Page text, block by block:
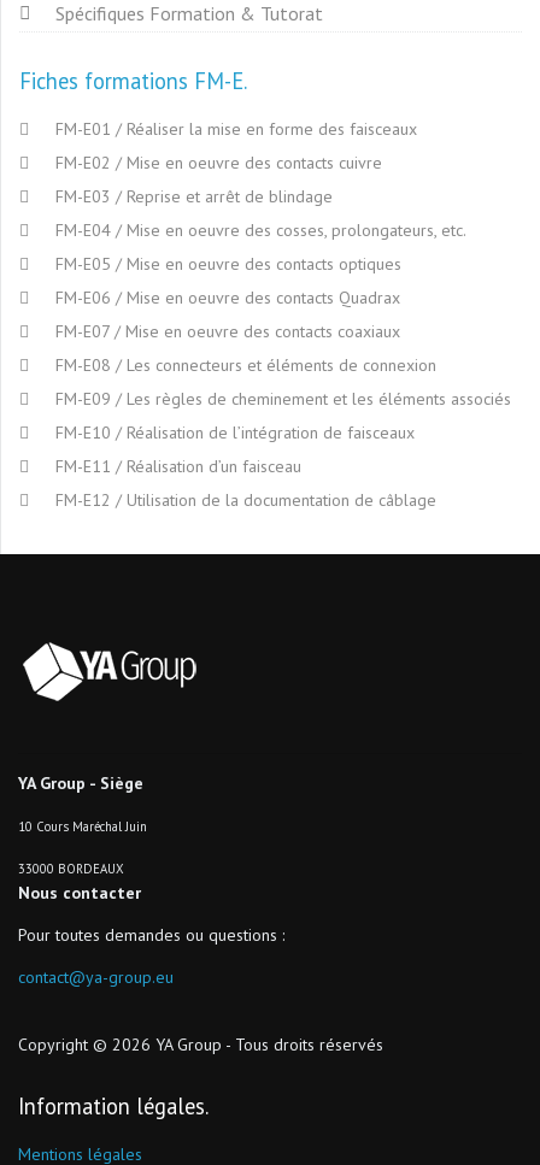
Spécifiques Formation & Tutorat
Fiches formations FM-E
FM-E01 / Réaliser la mise en forme des faisceaux
FM-E02 / Mise en oeuvre des contacts cuivre
FM-E03 / Reprise et arrêt de blindage
FM-E04 / Mise en oeuvre des cosses, prolongateurs, etc.
FM-E05 / Mise en oeuvre des contacts optiques
FM-E06 / Mise en oeuvre des contacts Quadrax
FM-E07 / Mise en oeuvre des contacts coaxiaux
FM-E08 / Les connecteurs et éléments de connexion
FM-E09 / Les règles de cheminement et les éléments associés
FM-E10 / Réalisation de l’intégration de faisceaux
FM-E11 / Réalisation d’un faisceau
FM-E12 / Utilisation de la documentation de câblage
YA Group - Siège
10 Cours Maréchal Juin
33000 BORDEAUX
Nous contacter
Pour toutes demandes ou questions :
contact@ya-group.eu
Copyright © 2026 YA Group - Tous droits réservés
Information légales
Mentions légales